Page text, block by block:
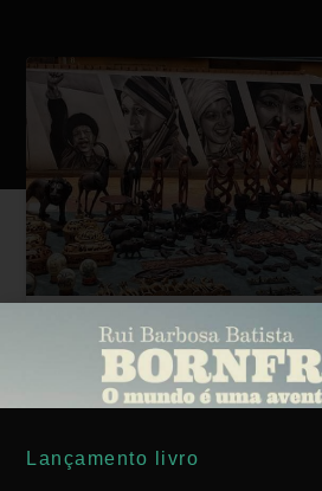
BORNFREEE Leva
ROHINGYA À ES Fontes
Lançamento livro